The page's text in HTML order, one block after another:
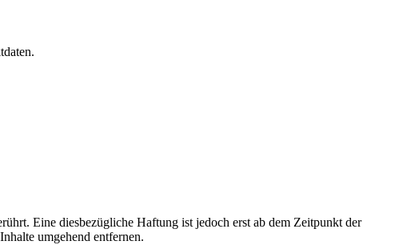
Eine diesbezügliche Haftung ist jedoch erst ab dem Zeitpunkt der
umgehend entfernen.